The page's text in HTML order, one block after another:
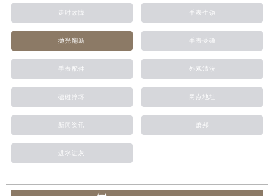
走时故障 手表生锈
抛光翻新 手表受磁
手表配件 外观清洗
磕碰摔坏 网点地址
新闻资讯 萧邦
进水进灰